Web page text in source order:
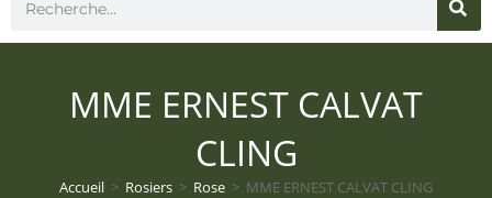
MME ERNEST CALVAT
CLING
Accueil > Rosiers > Rose > MME ERNEST CALVAT CLING